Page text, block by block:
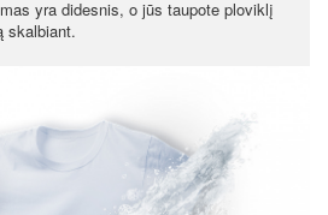
yra didesnis, o jūs taupote ploviklį
skalbiant.